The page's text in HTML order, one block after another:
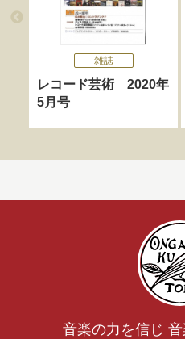
雑誌
レコード芸術 2020年
5月号
音楽の力を信じ